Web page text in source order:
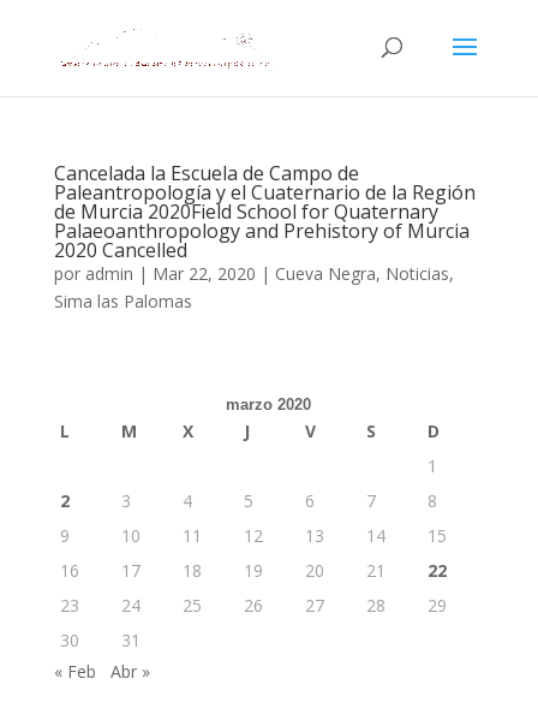
Cancelada la Escuela de Campo de
Paleantropología y el Cuaternario de la Región
de Murcia 2020Field School for Quaternary
Palaeoanthropology and Prehistory of Murcia
2020 Cancelled
por admin | Mar 22, 2020 | Cueva Negra, Noticias,
Sima las Palomas
marzo 2020
L M X J V S
D
1
2
3 4 5 6 7
8
9
10 11 12 13 14
15
16
17 18 19 20 21
22
23
24 25 26 27 28
29
30
31
« Feb
Abr »